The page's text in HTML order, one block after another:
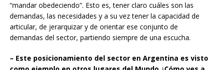
“mandar obedeciendo”. Esto es, tener claro cuáles son las
demandas, las necesidades y a su vez tener la capacidad de
articular, de jerarquizar y de orientar ese conjunto de
demandas del sector, partiendo siempre de una escucha.
– Este posicionamiento del sector en Argentina es visto